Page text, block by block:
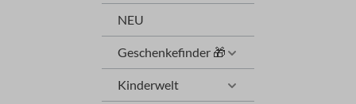
NEU
Geschenkefinder 🎁
Kinderwelt